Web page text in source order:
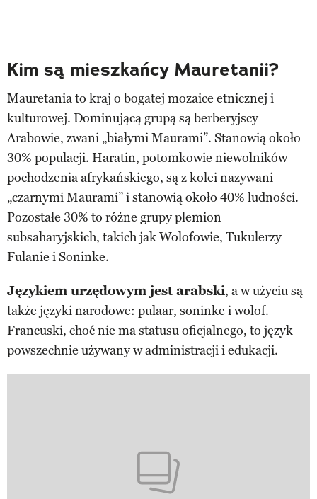
Kim są mieszkańcy Mauretanii?
Mauretania to kraj o bogatej mozaice etnicznej i
kulturowej. Dominującą grupą są berberyjscy
Arabowie, zwani „białymi Maurami”. Stanowią około
30% populacji. Haratin, potomkowie niewolników
pochodzenia afrykańskiego, są z kolei nazywani
„czarnymi Maurami” i stanowią około 40% ludności.
Pozostałe 30% to różne grupy plemion
subsaharyjskich, takich jak Wolofowie, Tukulerzy
Fulanie i Soninke.
Językiem urzędowym jest arabski, a w użyciu są
także języki narodowe: pulaar, soninke i wolof.
Francuski, choć nie ma statusu oficjalnego, to język
powszechnie używany w administracji i edukacji.